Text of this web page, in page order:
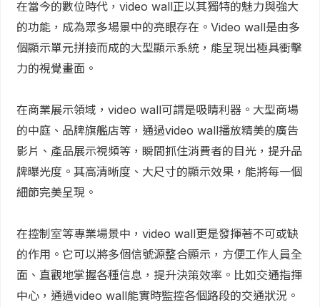
在當今的數位時代，video wall正以其獨特的魅力與強大
的功能，成為眾多場景中的亮眼存在。Video wall是由多
個顯示單元拼接而成的大型顯示系統，能呈現出極具衝擊
力的視覺畫面。
在商業展示領域，video wall可謂是吸睛利器。大型商場
的中庭、品牌旗艦店等，通過video wall播放精美的廣告
影片、產品展示視頻等，瞬間抓住消費者的目光，提升品
牌曝光度。其高清晰度、大尺寸的顯示效果，能將每一個
細節完美呈現。
在控制室等專業場景中，video wall更是發揮著不可或缺
的作用。它可以將多個信號源整合顯示，方便工作人員全
面、直觀地掌握各種信息，提升決策效率。比如交通指揮
中心，通過video wall能實時監控各個路段的交通狀況。